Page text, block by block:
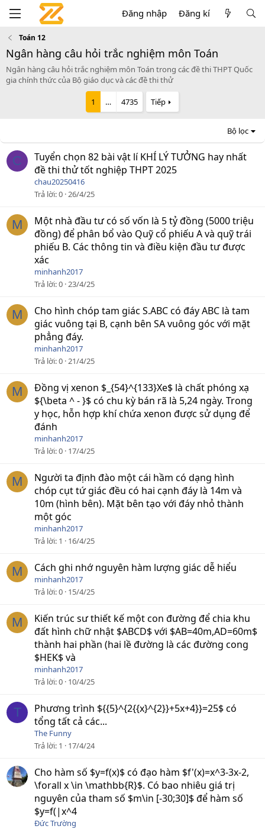
Đăng nhập Đăng kí
Toán 12
Ngân hàng câu hỏi trắc nghiệm môn Toán
Ngân hàng câu hỏi trắc nghiệm môn Toán trong các đề thi THPT Quốc
gia chính thức của Bộ giáo dục và các đề thi thử
1 … 4735 Tiếp
Bộ lọc
C
Tuyển chọn 82 bài vật lí KHÍ LÝ TƯỞNG hay nhất
đề thi thử tốt nghiệp THPT 2025
chau20250416
Trả lời 0 26/4/25
M
Một nhà đầu tư có số vốn là 5 tỷ đồng (5000 triệu
đồng) để phân bổ vào Quỹ cổ phiếu A và quỹ trái
phiếu B. Các thông tin và điều kiện đầu tư được
xác
minhanh2017
Trả lời 0 23/4/25
M
Cho hình chóp tam giác S.ABC có đáy ABC là tam
giác vuông tại B, cạnh bên SA vuông góc với mặt
phẳng đáy.
minhanh2017
Trả lời 0 21/4/25
M
Đồng vị xenon $_{54}^{133}Xe$ là chất phóng xạ
${\beta ^ - }$ có chu kỳ bán rã là 5,24 ngày. Trong
y học, hỗn hợp khí chứa xenon được sử dụng để
đánh
minhanh2017
Trả lời 0 17/4/25
M
Người ta định đào một cái hầm có dạng hình
chóp cụt tứ giác đều có hai cạnh đáy là 14m và
10m (hình bên). Mặt bên tạo với đáy nhỏ thành
một góc
minhanh2017
Trả lời 1 16/4/25
M Cách ghi nhớ nguyên hàm lượng giác dễ hiểu
minhanh2017
Trả lời 0 15/4/25
M
Kiến trúc sư thiết kế một con đường để chia khu
đất hình chữ nhật $ABCD$ với $AB=40m,AD=60m$
thành hai phần (hai lề đường là các đường cong
$HEK$ và
minhanh2017
Trả lời 0 10/4/25
T
Phương trình ${{5}^{2{{x}^{2}}+5x+4}}=25$ có
tổng tất cả các...
The Funny
Trả lời 1 17/4/24
Cho hàm số $y=f(x)$ có đạo hàm $f'(x)=x^3-3x-2,
\forall x \in \mathbb{R}$. Có bao nhiêu giá trị
nguyên của tham số $m\in [-30;30]$ để hàm số
$y=f(|x^4
Đức Trường